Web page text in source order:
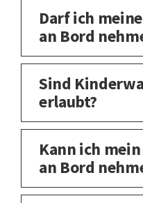
Darf ich
an Bord
Sind
erlaubt?
Kann ich
an Bord